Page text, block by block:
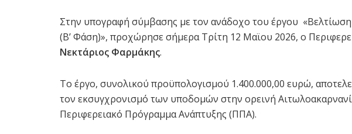
Στην υπογραφή σύμβασης με τον ανάδοχο του έργου
(Β’ Φάση)», προχώρησε σήμερα Τρίτη 12 Μαϊου 2026, ο
Νεκτάριος Φαρμάκης.
Το έργο, συνολικού προϋπολογισμού 1.400.000,00 ευρώ,
τον εκσυγχρονισμό των υποδομών στην ορεινή
Περιφερειακό Πρόγραμμα Ανάπτυξης (ΠΠΑ).